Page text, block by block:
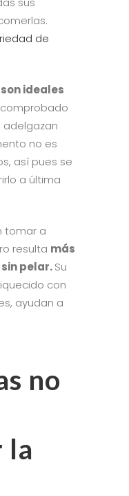
de
ideales
no es
así pues se
a última
tomar a
resulta más
pelar.Su
con
ayudan a
no
la